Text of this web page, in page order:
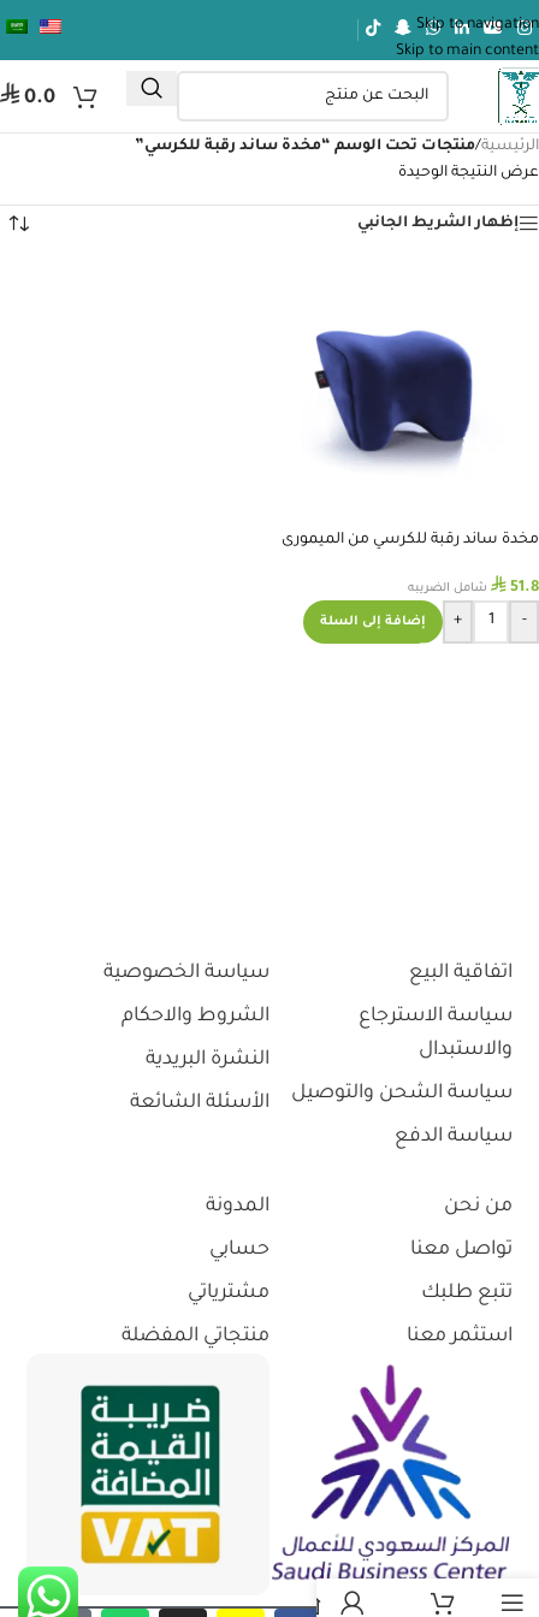
Skip to navigation
Skip to main content
⃁ 0.0
الرئيسية/منتجات تحت الوسم “مخدة ساند رقبة للكرسي”
عرض النتيجة الوحيدة
إظهار الشريط الجانبي
مخدة ساند رقبة للكرسي من الميمورى
⃁ 51.8 شامل الضريبه
-
+ إضافة إلى السلة
اتفاقية البيع
سياسة الاسترجاع
والاستبدال
سياسة الشحن والتوصيل
سياسة الدفع
سياسة الخصوصية
الشروط والاحكام
النشرة البريدية
الأسئلة الشائعة
من نحن
تواصل معنا
تتبع طلبك
استثمر معنا
المدونة
حسابي
مشترياتي
منتجاتي المفضلة